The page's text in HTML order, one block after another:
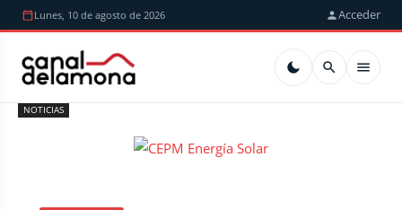
Lunes, 10 de agosto de 2026 Acceder
NOTICIAS